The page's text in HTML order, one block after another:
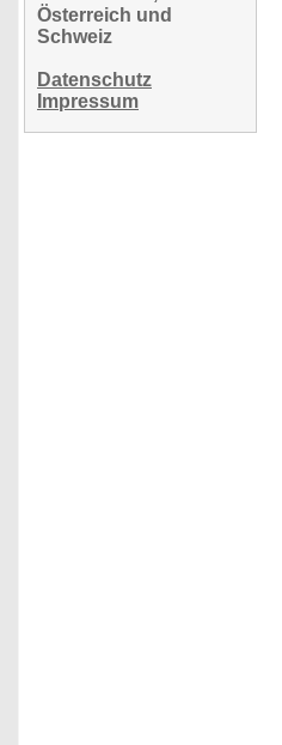
Österreich und
Schweiz
Datenschutz
Impressum